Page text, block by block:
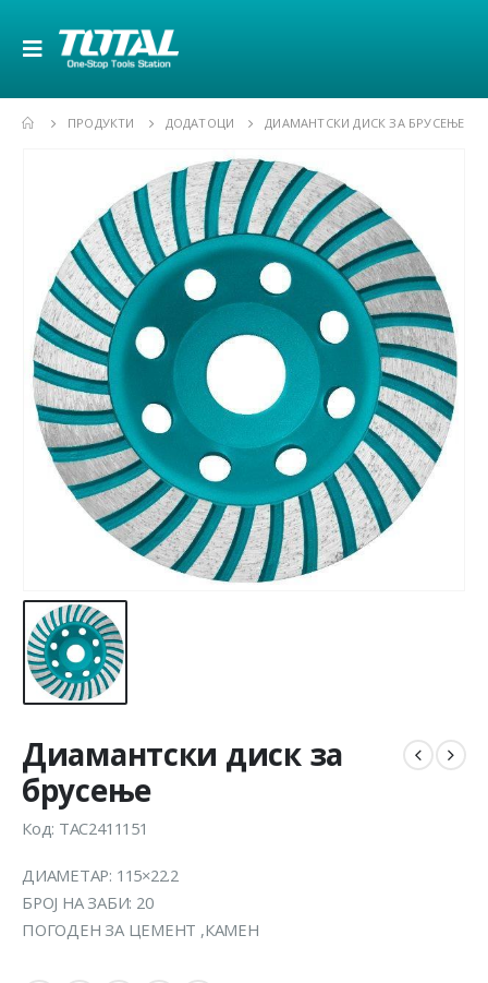
ПРОДУКТИ ДОДАТОЦИ ДИАМАНТСКИ ДИСК ЗА БРУСЕЊЕ
Диамантски диск за
брусење
Код: TAC2411151
ДИАМЕТАР: 115×22.2
БРОЈ НА ЗАБИ: 20
ПОГОДЕН ЗА ЦЕМЕНТ ,КАМЕН